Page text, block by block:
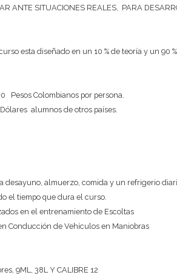
ANTE SITUACIONES REALES, PARA
esta diseñado en un 10 % de teoría y un 90
Pesos Colombianos por persona.
de otros países.
desayuno, almuerzo, comida y un refrigerio
el tiempo que dura el curso.
en el entrenamiento de Escoltas
Conducción de Vehículos en Maniobras
9ML, 38L Y CALIBRE 12